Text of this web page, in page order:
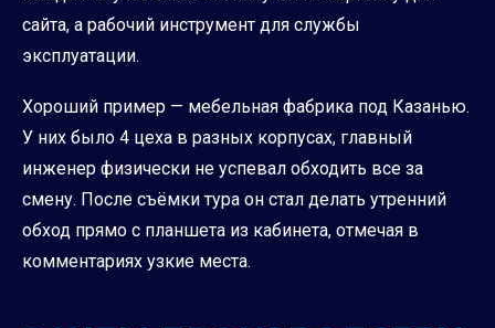
сайта, а рабочий инструмент для службы
эксплуатации.
Хороший пример — мебельная фабрика под Казанью.
У них было 4 цеха в разных корпусах, главный
инженер физически не успевал обходить все за
смену. После съёмки тура он стал делать утренний
обход прямо с планшета из кабинета, отмечая в
комментариях узкие места.